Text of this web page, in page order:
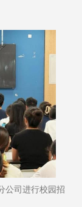
公司进行校园招